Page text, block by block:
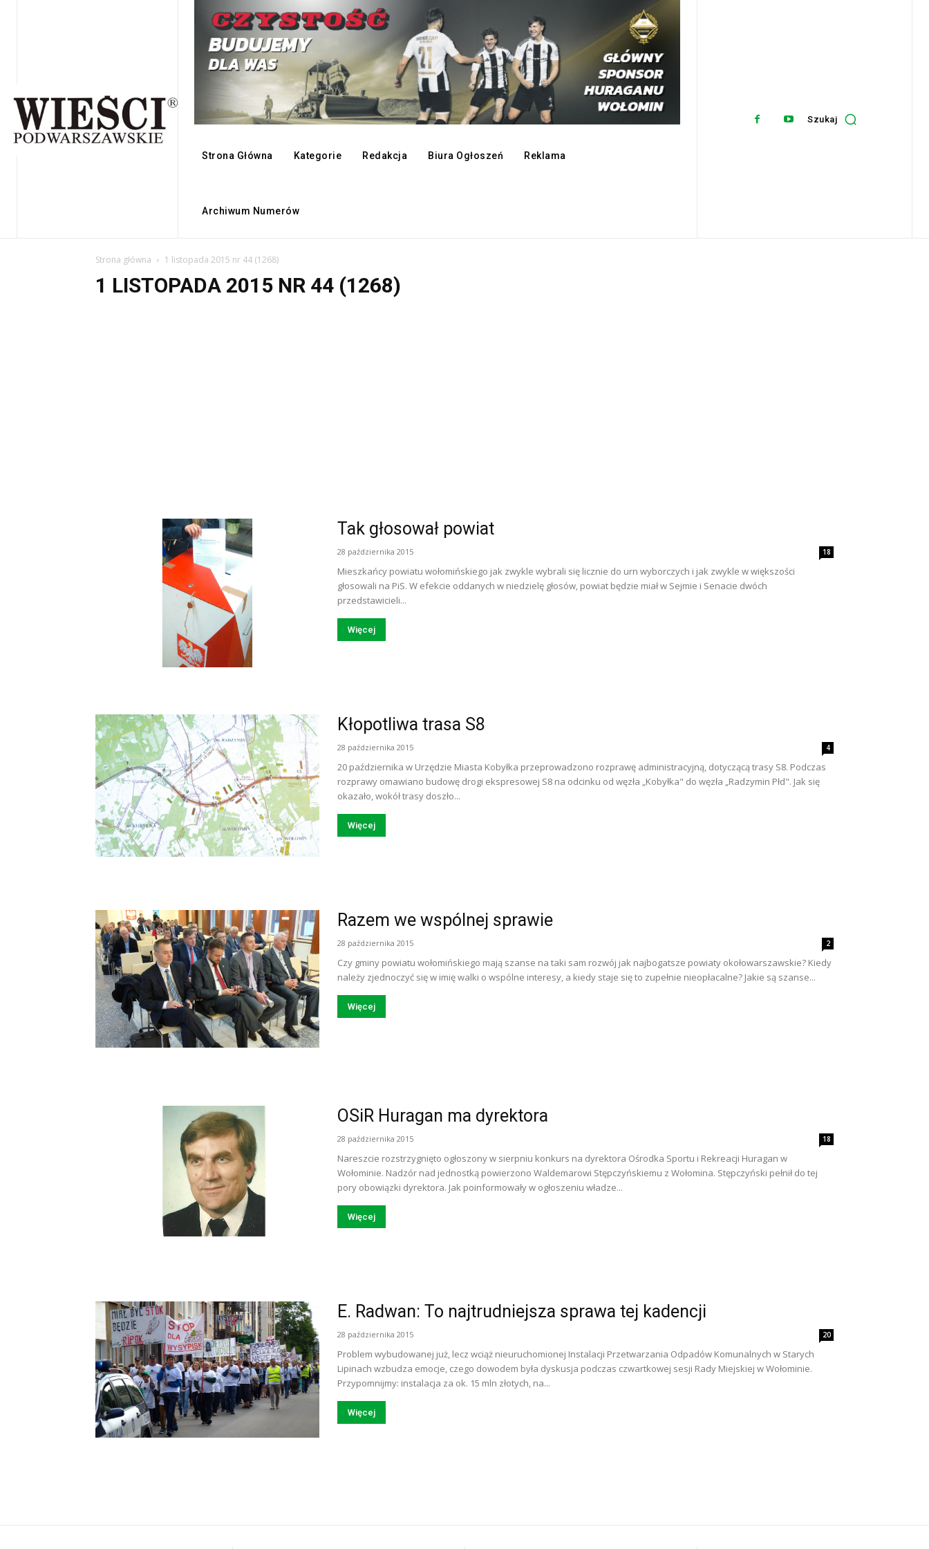
Strona Główna Kategorie Redakcja Biura Ogłoszeń Reklama
Archiwum Numerów
Szukaj
Strona główna 1 listopada 2015 nr 44 (1268)
1 LISTOPADA 2015 NR 44 (1268)
Tak głosował powiat
28 października 2015 18
Mieszkańcy powiatu wołomińskiego jak zwykle wybrali się licznie do urn wyborczych i jak zwykle w większości
głosowali na PiS. W efekcie oddanych w niedzielę głosów, powiat będzie miał w Sejmie i Senacie dwóch
przedstawicieli...
Więcej
Kłopotliwa trasa S8
28 października 2015 4
20 października w Urzędzie Miasta Kobyłka przeprowadzono rozprawę administracyjną, dotyczącą trasy S8. Podczas
rozprawy omawiano budowę drogi ekspresowej S8 na odcinku od węzła „Kobyłka" do węzła „Radzymin Płd". Jak się
okazało, wokół trasy doszło...
Więcej
Razem we wspólnej sprawie
28 października 2015 2
Czy gminy powiatu wołomińskiego mają szanse na taki sam rozwój jak najbogatsze powiaty okołowarszawskie? Kiedy
należy zjednoczyć się w imię walki o wspólne interesy, a kiedy staje się to zupełnie nieopłacalne? Jakie są szanse...
Więcej
OSiR Huragan ma dyrektora
28 października 2015 18
Nareszcie rozstrzygnięto ogłoszony w sierpniu konkurs na dyrektora Ośrodka Sportu i Rekreacji Huragan w
Wołominie. Nadzór nad jednostką powierzono Waldemarowi Stępczyńskiemu z Wołomina. Stępczyński pełnił do tej
pory obowiązki dyrektora. Jak poinformowały w ogłoszeniu władze...
Więcej
E. Radwan: To najtrudniejsza sprawa tej kadencji
28 października 2015 20
Problem wybudowanej już, lecz wciąż nieuruchomionej Instalacji Przetwarzania Odpadów Komunalnych w Starych
Lipinach wzbudza emocje, czego dowodem była dyskusja podczas czwartkowej sesji Rady Miejskiej w Wołominie.
Przypomnijmy: instalacja za ok. 15 mln złotych, na...
Więcej